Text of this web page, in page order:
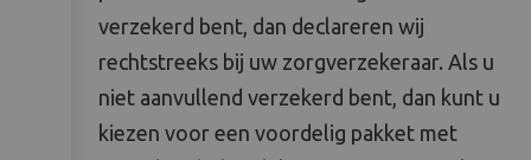
verzekerd bent, dan declareren wij
rechtstreeks bij uw zorgverzekeraar. Als u
niet aanvullend verzekerd bent, dan kunt u
kiezen voor een voordelig pakket met